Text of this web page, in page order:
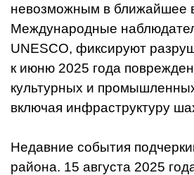
невозможным в ближайшее
Международные
UNESCO, фиксируют
к июню 2025 года
культурных и
включая инфраструктуру
Недавние события
района. 15 августа 2025